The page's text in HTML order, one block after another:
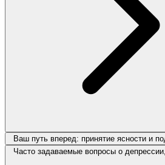
Ваш путь вперед: принятие ясности и
Часто задаваемые вопросы о